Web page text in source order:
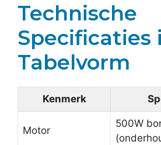
Technische
Specificaties
Tabelvorm
Kenmerk
Motor
500W